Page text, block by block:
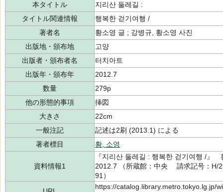
本タイトル
지리산 둘레길 :
タイトル関連情報
행복한 걷기여행 /
著者名
황소영 글 ; 강병규, 황소영 사진
出版地・頒布地
고양
出版者・頒布者名
터치아트
出版年・頒布年
2012.7
数量
279p
他の形態的事項
挿図
大きさ
22cm
一般注記
記述は2刷 (2013.1) による
著者標目
황, 소영
資料情報1
『지리산 둘레길 : 행복한 걷기여행 /
2012.7 （所蔵館：中央 請求記号：
91）
https://catalog.library.metro.tokyo.lg.jp/